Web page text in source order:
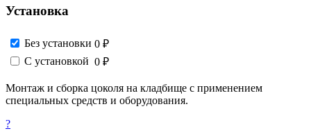
Установка
Без установки 0 ₽
С установкой 0 ₽
Монтаж и сборка цоколя на кладбище с применением
специальных средств и оборудования.
?